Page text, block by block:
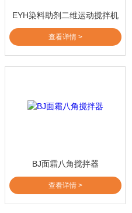
EYH染料助剂二维运动搅拌机
查看详情 >
BJ面霜八角搅拌器
查看详情 >